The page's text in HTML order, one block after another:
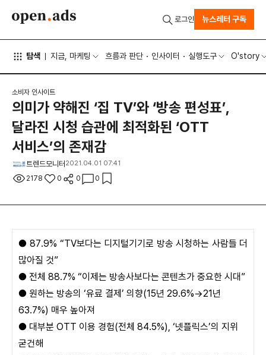
탐색 지금, 마케팅 흐름과 판단 인사이터 실행도구 O'story
로그인 뉴스레터 구독
소비자 인사이트
의미가 약해진 ‘집 TV’와 ‘방송 편성표’,
달라진 시청 습관에 최적화된 ‘OTT
서비스’의 존재감
트렌드모니터 2021.04.01 07:41
2178 0 0 0
● 87.9% “TV보다는 디지털기기로 방송 시청하는 사람들 더
많아질 것”
● 전체 88.7% “이제는 방송사보다는 콘텐츠가 중요한 시대”
● 원하는 방송의 ‘유료 결제’ 의향(15년 29.6%→21년
63.7%) 매우 높아져
● 대부분 OTT 이용 경험(전체 84.5%), ‘넷플릭스’의 지위
굳건해